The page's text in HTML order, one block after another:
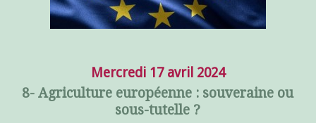
Mercredi 17 avril 2024
8- Agriculture européenne : souveraine ou
sous-tutelle ?